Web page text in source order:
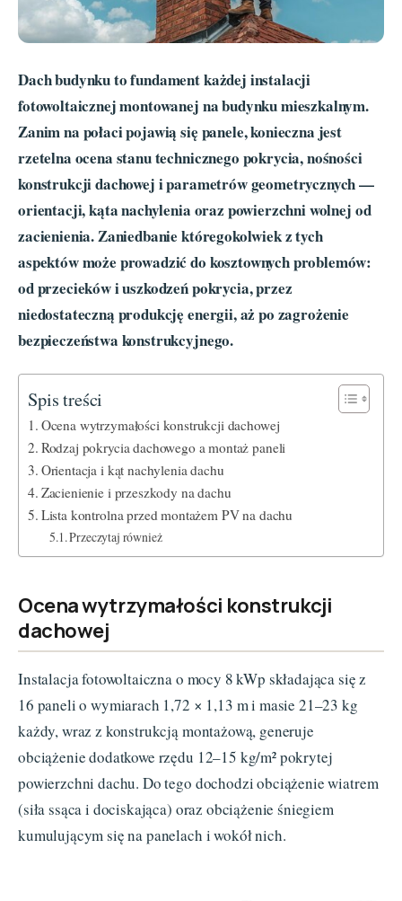
Dach budynku to fundament każdej instalacji
fotowoltaicznej montowanej na budynku mieszkalnym.
Zanim na połaci pojawią się panele, konieczna jest
rzetelna ocena stanu technicznego pokrycia, nośności
konstrukcji dachowej i parametrów geometrycznych —
orientacji, kąta nachylenia oraz powierzchni wolnej od
zacienienia. Zaniedbanie któregokolwiek z tych
aspektów może prowadzić do kosztownych problemów:
od przecieków i uszkodzeń pokrycia, przez
niedostateczną produkcję energii, aż po zagrożenie
bezpieczeństwa konstrukcyjnego.
Spis treści
Ocena wytrzymałości konstrukcji dachowej
Rodzaj pokrycia dachowego a montaż paneli
Orientacja i kąt nachylenia dachu
Zacienienie i przeszkody na dachu
Lista kontrolna przed montażem PV na dachu
Przeczytaj również
Ocena wytrzymałości konstrukcji
dachowej
Instalacja fotowoltaiczna o mocy 8 kWp składająca się z
16 paneli o wymiarach 1,72 × 1,13 m i masie 21–23 kg
każdy, wraz z konstrukcją montażową, generuje
obciążenie dodatkowe rzędu 12–15 kg/m² pokrytej
powierzchni dachu. Do tego dochodzi obciążenie wiatrem
(siła ssąca i dociskająca) oraz obciążenie śniegiem
kumulującym się na panelach i wokół nich.